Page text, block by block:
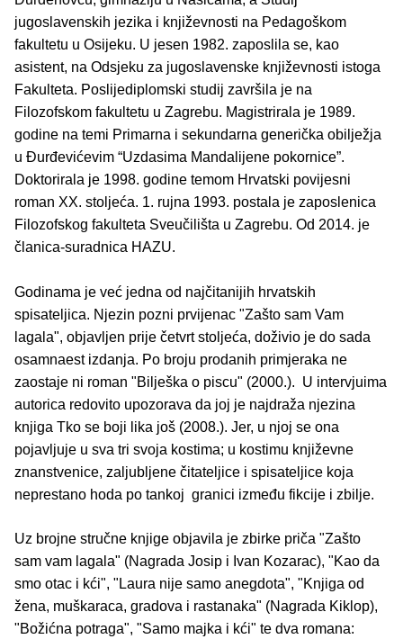
jugoslavenskih jezika i književnosti na Pedagoškom
fakultetu u Osijeku. U jesen 1982. zaposlila se, kao
asistent, na Odsjeku za jugoslavenske književnosti istoga
Fakulteta. Poslijediplomski studij završila je na
Filozofskom fakultetu u Zagrebu. Magistrirala je 1989.
godine na temi Primarna i sekundarna generička obilježja
u Đurđevićevim “Uzdasima Mandalijene pokornice”.
Doktorirala je 1998. godine temom Hrvatski povijesni
roman XX. stoljeća. 1. rujna 1993. postala je zaposlenica
Filozofskog fakulteta Sveučilišta u Zagrebu. Od 2014. je
članica-suradnica HAZU.
Godinama je već jedna od najčitanijih hrvatskih
spisateljica. Njezin pozni prvijenac "Zašto sam Vam
lagala", objavljen prije četvrt stoljeća, doživio je do sada
osamnaest izdanja. Po broju prodanih primjeraka ne
zaostaje ni roman "Bilješka o piscu" (2000.). U intervjuima
autorica redovito upozorava da joj je najdraža njezina
knjiga Tko se boji lika još (2008.). Jer, u njoj se ona
pojavljuje u sva tri svoja kostima; u kostimu književne
znanstvenice, zaljubljene čitateljice i spisateljice koja
neprestano hoda po tankoj granici između fikcije i zbilje.
Uz brojne stručne knjige objavila je zbirke priča "Zašto
sam vam lagala" (Nagrada Josip i Ivan Kozarac), "Kao da
smo otac i kći", "Laura nije samo anegdota", "Knjiga od
žena, muškaraca, gradova i rastanaka" (Nagrada Kiklop),
"Božićna potraga", "Samo majka i kći" te dva romana: